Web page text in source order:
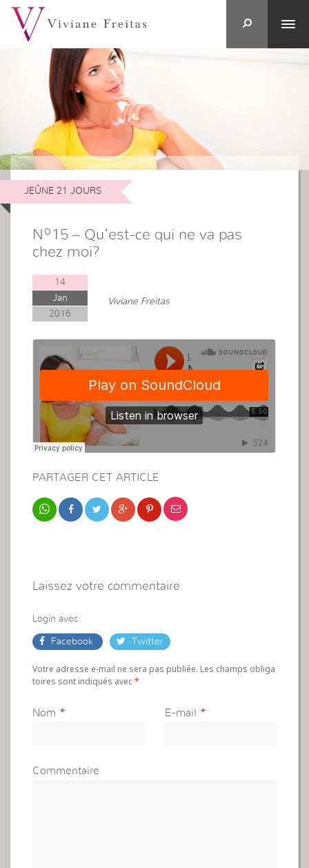
JEÛNE 21 JOURS
Nº15 – Qu’est-ce qui ne va pas
chez moi?
14
Jan
2016
Viviane Freitas
PARTAGER CET ARTICLE
Laissez votre commentaire
Login avec:
Facebook Twitter
Votre adresse e-mail ne sera pas publiée. Les champs obliga
toires sont indiqués avec*
Nom * E-mail *
Commentaire